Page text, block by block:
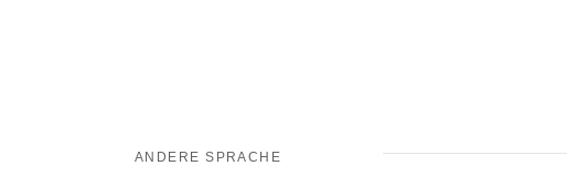
ANDERE SPRACHE